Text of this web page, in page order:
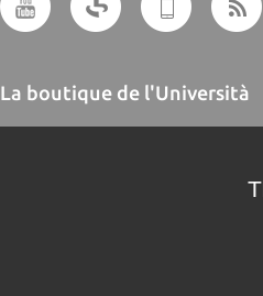
La boutique de l'Università